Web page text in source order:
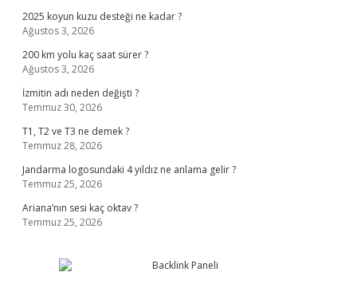
2025 koyun kuzu desteği ne kadar ?
Ağustos 3, 2026
200 km yolu kaç saat sürer ?
Ağustos 3, 2026
İzmitin adı neden değişti ?
Temmuz 30, 2026
T1, T2 ve T3 ne demek ?
Temmuz 28, 2026
Jandarma logosundaki 4 yıldız ne anlama gelir ?
Temmuz 25, 2026
Ariana’nın sesi kaç oktav ?
Temmuz 25, 2026